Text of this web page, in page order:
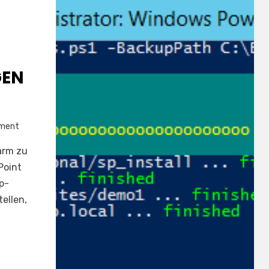
aller
Websitesammlungen
zu